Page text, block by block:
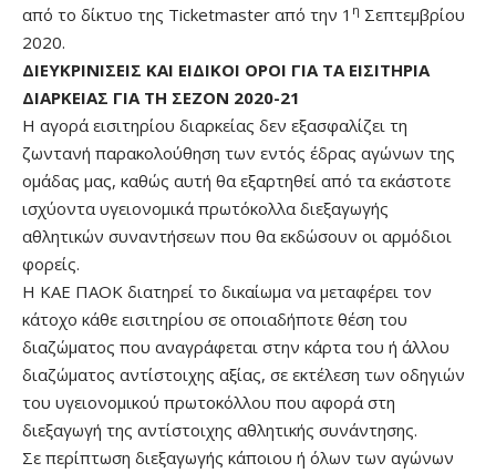
από το δίκτυο της Ticketmaster από την 1 η Σεπτεμβρίου
2020.
ΔΙΕΥΚΡΙΝΙΣΕΙΣ ΚΑΙ ΕΙΔΙΚΟΙ ΟΡΟΙ ΓΙΑ ΤΑ ΕΙΣΙΤΗΡΙΑ
ΔΙΑΡΚΕΙΑΣ ΓΙΑ ΤΗ ΣΕΖΟΝ 2020-21
Η αγορά εισιτηρίου διαρκείας δεν εξασφαλίζει τη
ζωντανή παρακολούθηση των εντός έδρας αγώνων της
ομάδας μας, καθώς αυτή θα εξαρτηθεί από τα εκάστοτε
ισχύοντα υγειονομικά πρωτόκολλα διεξαγωγής
αθλητικών συναντήσεων που θα εκδώσουν οι αρμόδιοι
φορείς.
Η ΚΑΕ ΠΑΟΚ διατηρεί το δικαίωμα να μεταφέρει τον
κάτοχο κάθε εισιτηρίου σε οποιαδήποτε θέση του
διαζώματος που αναγράφεται στην κάρτα του ή άλλου
διαζώματος αντίστοιχης αξίας, σε εκτέλεση των οδηγιών
του υγειονομικού πρωτοκόλλου που αφορά στη
διεξαγωγή της αντίστοιχης αθλητικής συνάντησης.
Σε περίπτωση διεξαγωγής κάποιου ή όλων των αγώνων